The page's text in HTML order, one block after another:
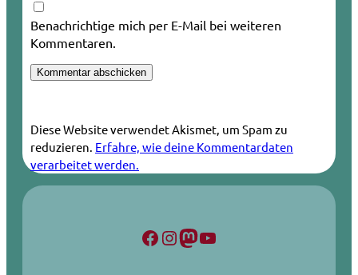
Benachrichtige mich per E-Mail bei weiteren
Kommentaren.
Diese Website verwendet Akismet, um Spam zu
reduzieren. Erfahre, wie deine Kommentardaten
verarbeitet werden.
Facebook InstagramMastodon YouTube